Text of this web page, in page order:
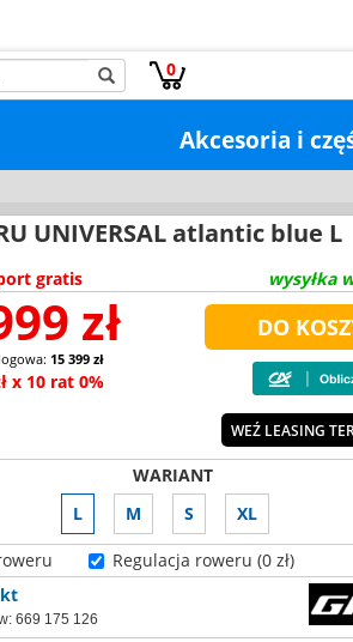
0
Akcesoria i
UNIVERSAL atlantic blue L
gratis wysyłka
zł
15 399 zł
x 10 rat 0%
WEŹ LEASING
WARIANT
L
M S XL
Regulacja roweru (0 zł)
669 175 126